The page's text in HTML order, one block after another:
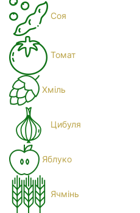
Соя
Томат
Хміль
Цибуля
Яблуко
Ячмінь